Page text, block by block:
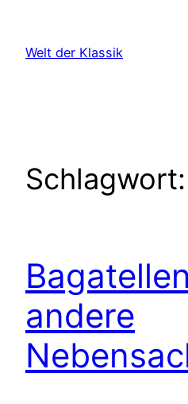
springen
Welt der Klassik
Schlagwort:
andere